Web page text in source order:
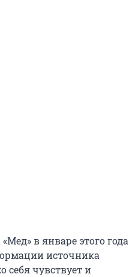
в январе этого года
источника
себя чувствует и